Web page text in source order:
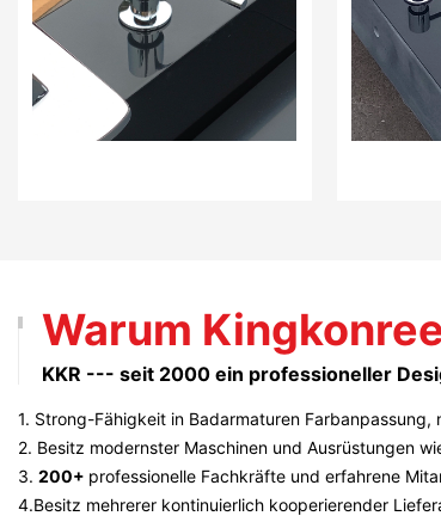
Warum
KKR --- seit 2000 ein professioneller
1. Strong-Fähigkeit in Badarmaturen
2. Besitz modernster Maschinen und Ausrüstungen
3. 200+ professionelle Fachkräfte und erfahrene
4.Besitz mehrerer kontinuierlich kooperierender